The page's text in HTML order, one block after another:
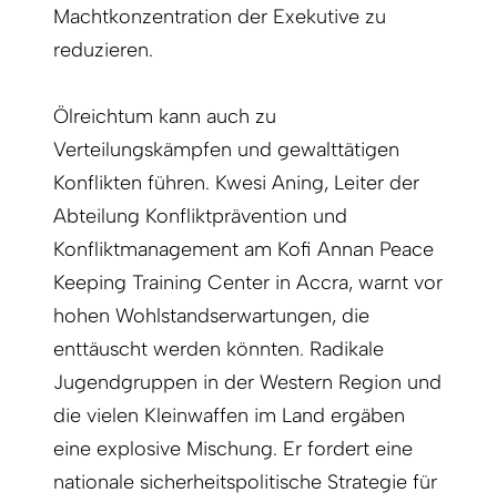
Machtkonzentration der Exekutive zu
reduzieren.
Ölreichtum kann auch zu
Verteilungskämpfen und gewalttätigen
Konflikten führen. Kwesi Aning, Leiter der
Abteilung Konfliktprävention und
Konfliktmanagement am Kofi Annan Peace
Keeping Training Center in Accra, warnt vor
hohen Wohlstandserwartungen, die
enttäuscht werden könnten. Radikale
Jugendgruppen in der Western Region und
die vielen Kleinwaffen im Land ergäben
eine explosive Mischung. Er fordert eine
nationale sicherheitspolitische Strategie für